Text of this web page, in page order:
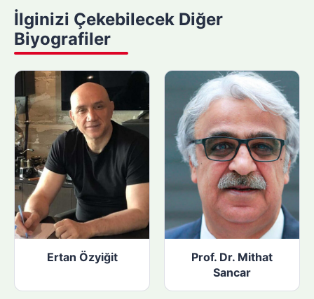
y
a
p
n
:
İlginizi Çekebilecek Diğer
Biyografiler
Ertan Özyiğit
Prof. Dr. Mithat
Sancar